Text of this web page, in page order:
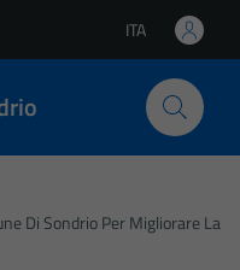
Lingua attiva:
ITA
Di Sondrio Per Migliorare La